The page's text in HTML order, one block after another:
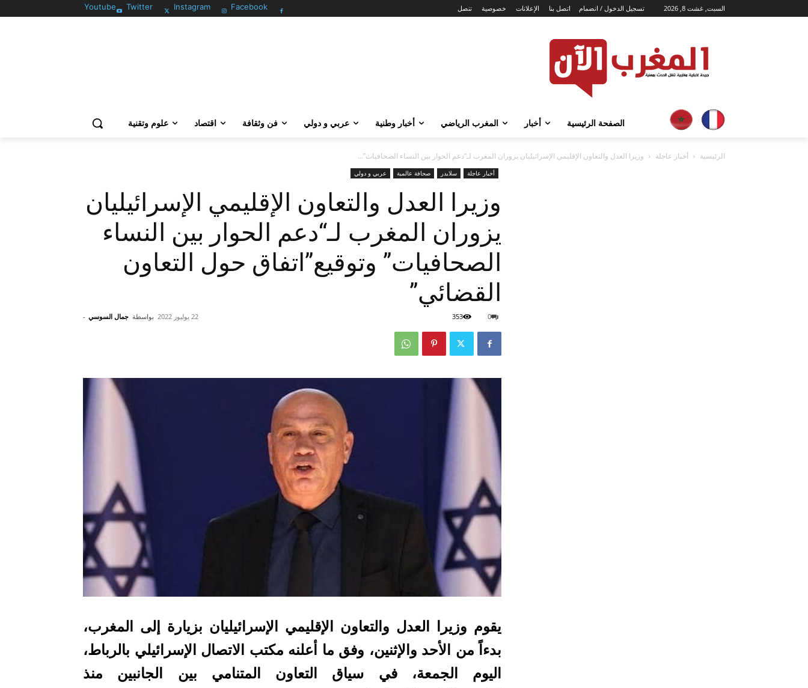
Facebook
Instagram
Twitter
Youtube السبت, غشت 8, 2026 تسجيل الدخول / انضمام تنصل خصوصية الإعلانات اتصل بنا
الصفحة الرئيسية أخبار المغرب الرياضي أخبار وطنية عربي و دولي فن وثقافة اقتصاد علوم وتقنية
الرئيسية أخبار عاجلة وزيرا العدل والتعاون الإقليمي الإسرائيليان يزوران المغرب لـ“دعم الحوار بين النساء الصحافيات”...
أخبار عاجلة سلايدر صحافة عالمية عربي و دولي
وزيرا العدل والتعاون الإقليمي الإسرائيليان
يزوران المغرب لـ“دعم الحوار بين النساء
الصحافيات” وتوقيع”اتفاق حول التعاون
القضائي”
بواسطة جمال السوسي - 22 يوليوز 2022 0
353
يقوم وزيرا العدل والتعاون الإقليمي الإسرائيليان بزيارة إلى المغرب،
بدءاً من الأحد والإثنين، وفق ما أعلنه مكتب الاتصال الإسرائيلي بالرباط،
اليوم الجمعة، في سياق التعاون المتنامي بين الجانبين منذ